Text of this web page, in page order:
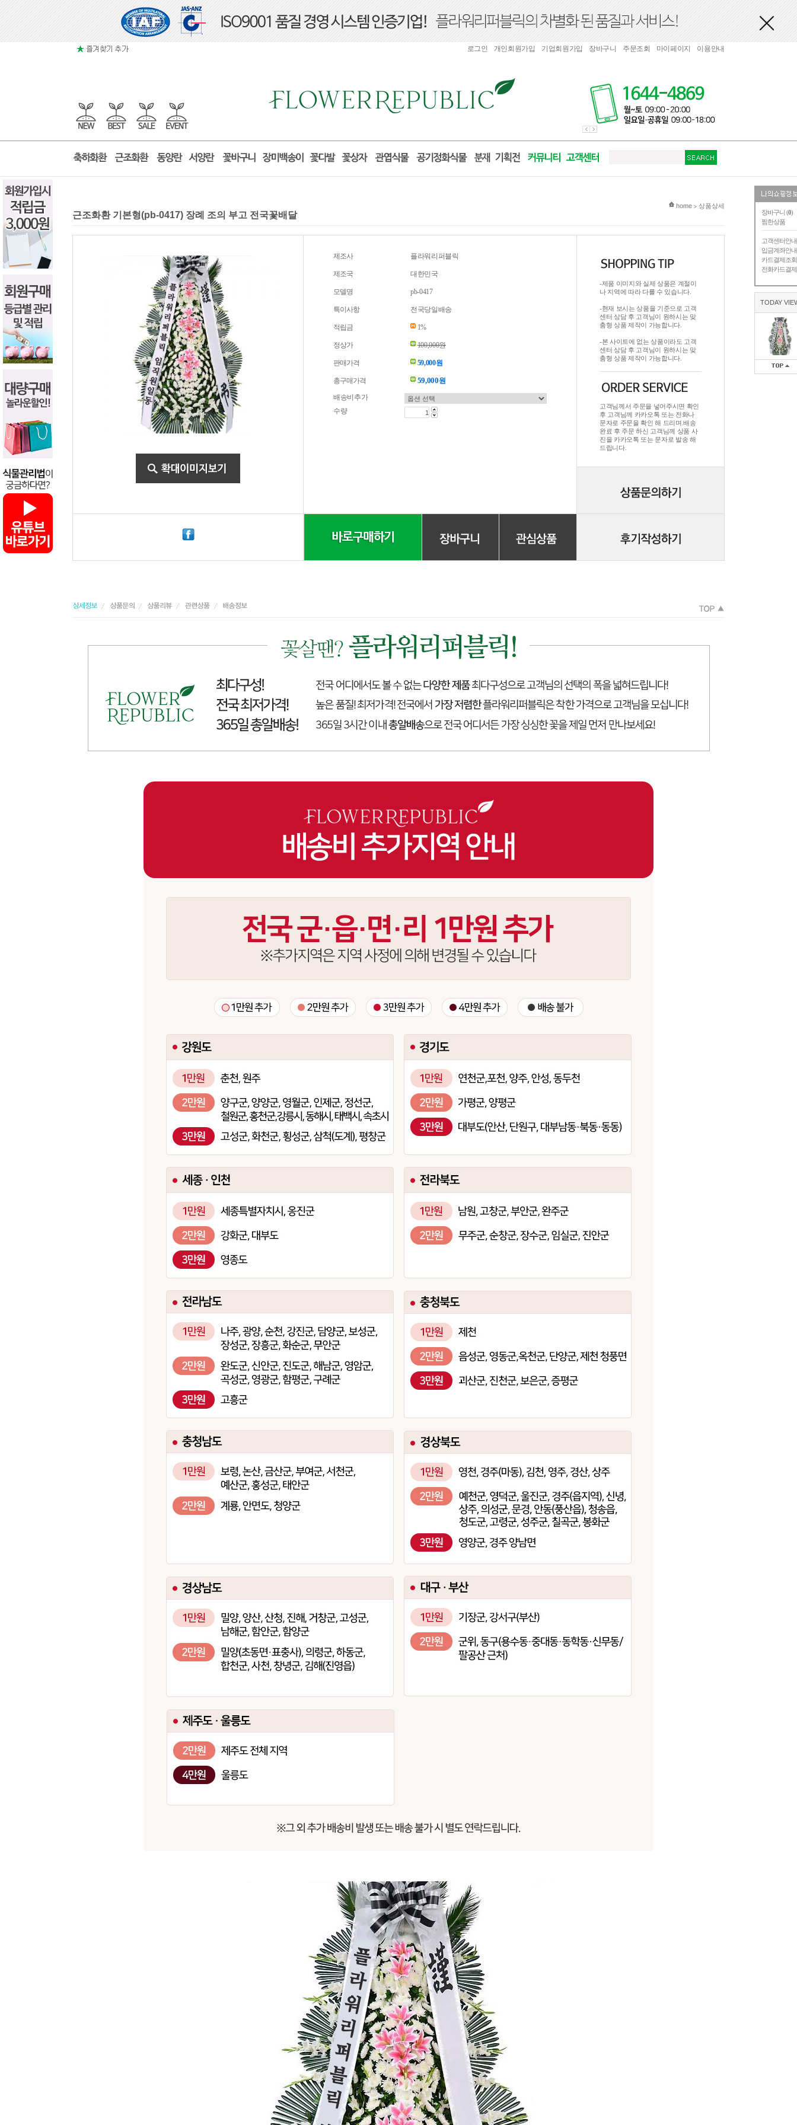
장바구니 (0)
찜한상품
고객센터안내
입금계좌안내
카드결제조회
전화카드결제
TODAY
로그인 개인회원가입 기업회원가입 장바구니 주문조회 마이페이지 이용안내
현재 위치
home > 상품상세
근조화환 기본형(pb-0417) 장례 조의 부고 전국꽃배달
제조사 플라워리퍼블릭
제조국 대한민국
모델명 pb-0417
특이사항 전국당일배송
적립금 1%
정상가 100,000원
판매가격 59,000원
총구매가격 59,000원
배송비추가
수량
-제품 이미지와 실제 상품은 계절이
나 지역에 따라 다를 수 있습니다.
-현재 보시는 상품을 기준으로 고객
센터 상담 후 고객님이 원하시는 맞
춤형 상품 제작이 가능합니다.
-본 사이트에 없는 상품이라도 고객
센터 상담 후 고객님이 원하시는 맞
춤형 상품 제작이 가능합니다.
고객님께서 주문을 넣어주시면 확인
후 고객님께 카카오톡 또는 전화나
문자로 주문을 확인 해 드리며.배송
완료 후 주문 하신 고객님께 상품 사
진을 카카오톡 또는 문자로 발송 해
드립니다.